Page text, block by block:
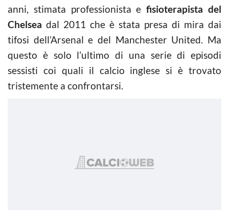
anni, stimata professionista efisioterapista del
Chelsea dal 2011 che è stata presa di mira dai
tifosi dell’Arsenal e del Manchester United. Ma
questo è solo l’ultimo di una serie di episodi
sessisti coi quali il calcio inglese si è trovato
tristemente a confrontarsi.